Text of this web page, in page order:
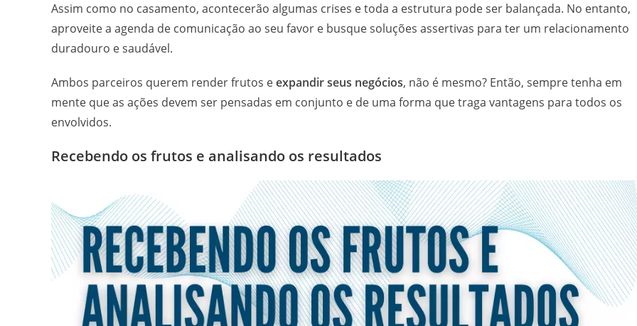
Assim como no casamento, acontecerão algumas crises e toda a estrutura pode ser balançada. No entanto,
aproveite a agenda de comunicação ao seu favor e busque soluções assertivas para ter um relacionamento
duradouro e saudável.
Ambos parceiros querem render frutos eexpandir seus negócios, não é mesmo? Então, sempre tenha em
mente que as ações devem ser pensadas em conjunto e de uma forma que traga vantagens para todos os
envolvidos.
Recebendo os frutos e analisando os resultados